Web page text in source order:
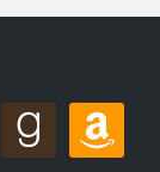
goodreads amazon